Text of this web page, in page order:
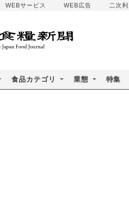
WEBサービス WEB広告 二次
食品カテゴリ 業態 特集